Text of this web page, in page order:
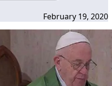
February 19, 2020